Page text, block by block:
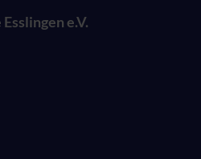
e.V.